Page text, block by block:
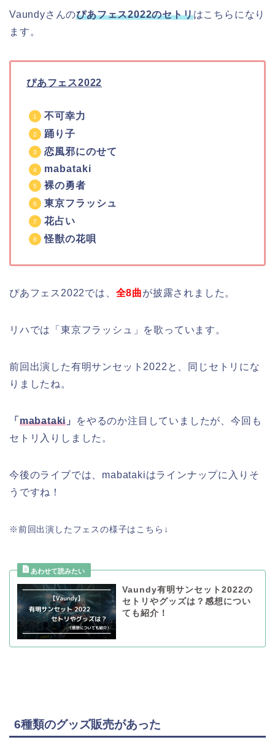
Vaundyさんのぴあフェス2022のセトリはこちらになり
ます。
ぴあフェス2022
不可幸力
踊り子
恋風邪にのせて
mabataki
裸の勇者
東京フラッシュ
花占い
怪獣の花唄
ぴあフェス2022では、 全8曲が披露されました。
リハでは「東京フラッシュ」を歌っています。
前回出演した有明サンセット2022と、同じセトリにな
りましたね。
「 mabataki 」
をやるのか注目していましたが、今回も
セトリ入りしました。
今後のライブでは、mabatakiはラインナップに入りそ
うですね！
※前回出演したフェスの様子はこちら↓
Vaundy有明サンセット2022の
セトリやグッズは？感想につい
ても紹介！
6種類のグッズ販売があった